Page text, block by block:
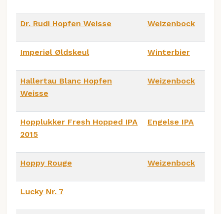
Dr. Rudi Hopfen Weisse Weizenbock
Imperiøl Øldskeul Winterbier
Hallertau Blanc Hopfen
Weisse
Weizenbock
Hopplukker Fresh Hopped IPA
2015
Engelse IPA
Hoppy Rouge Weizenbock
Lucky Nr. 7